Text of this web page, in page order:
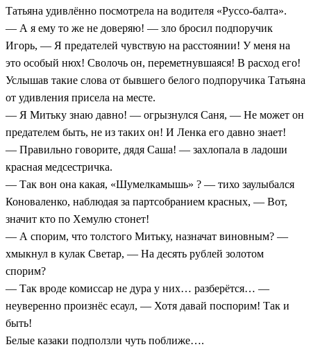
Татьяна удивлённо посмотрела на водителя «Руссо-балта».
— А я ему то же не доверяю! — зло бросил подпоручик
Игорь, — Я предателей чувствую на расстоянии! У меня на
это особый нюх! Сволочь он, переметнувшаяся! В расход его!
Услышав такие слова от бывшего белого подпоручика Татьяна
от удивления присела на месте.
— Я Митьку знаю давно! — огрызнулся Саня, — Не может он
предателем быть, не из таких он! И Ленка его давно знает!
— Правильно говорите, дядя Саша! — захлопала в ладоши
красная медсестричка.
— Так вон она какая, «Шумелкамышь» ? — тихо заулыбался
Коноваленко, наблюдая за партсобранием красных, — Вот,
значит кто по Хемулю стонет!
— А спорим, что толстого Митьку, назначат виновным? —
хмыкнул в кулак Светар, — На десять рублей золотом
спорим?
— Так вроде комиссар не дура у них… разберётся… —
неуверенно произнёс есаул, — Хотя давай поспорим! Так и
быть!
Белые казаки подползли чуть поближе….